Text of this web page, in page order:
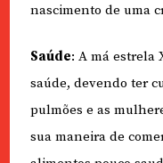
nascimento de uma
Saúde: A má estrela
saúde, devendo ter
pulmões e as
sua maneira de